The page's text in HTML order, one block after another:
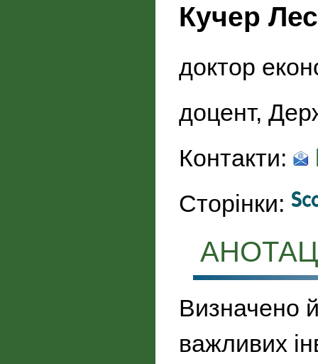
Кучер
доктор
доцент,
Контакти:
Сторінки:
Визначено
важливих